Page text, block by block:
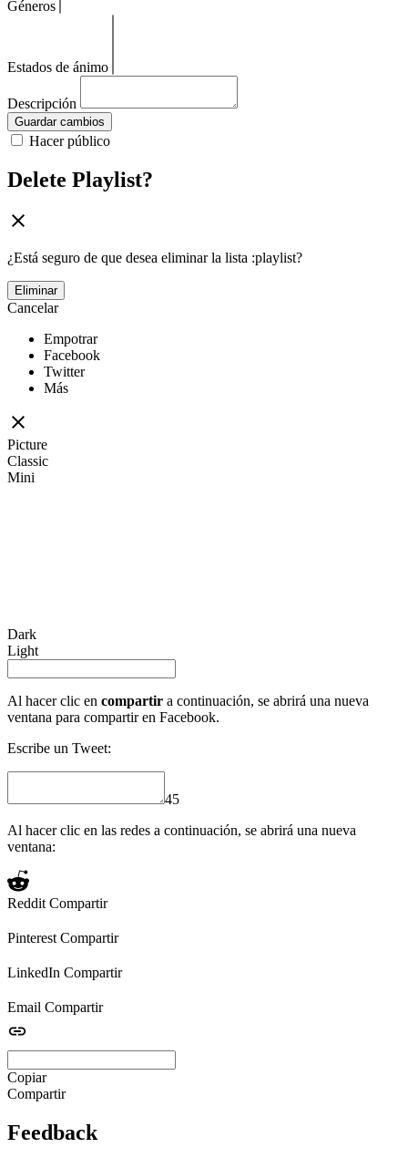
Géneros
Estados de ánimo
Descripción
Guardar cambios
Hacer público
Delete Playlist?
¿Está seguro de que desea eliminar la lista :playlist?
Eliminar
Cancelar
Empotrar
Facebook
Twitter
Más
Picture
Classic
Mini
Dark
Light
Al hacer clic en compartir a continuación, se abrirá una nueva
ventana para compartir en Facebook.
Escribe un Tweet:
45
Al hacer clic en las redes a continuación, se abrirá una nueva
ventana:
Reddit Compartir
Pinterest Compartir
LinkedIn Compartir
Email Compartir
Copiar
Compartir
Feedback